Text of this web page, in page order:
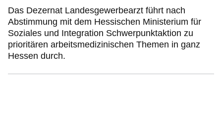
Das Dezernat Landesgewerbearzt führt nach
Abstimmung mit dem Hessischen Ministerium für
Soziales und Integration Schwerpunktaktion zu
prioritären arbeitsmedizinischen Themen in ganz
Hessen durch.